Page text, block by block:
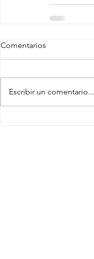
Comentarios
Escribir un comentario...